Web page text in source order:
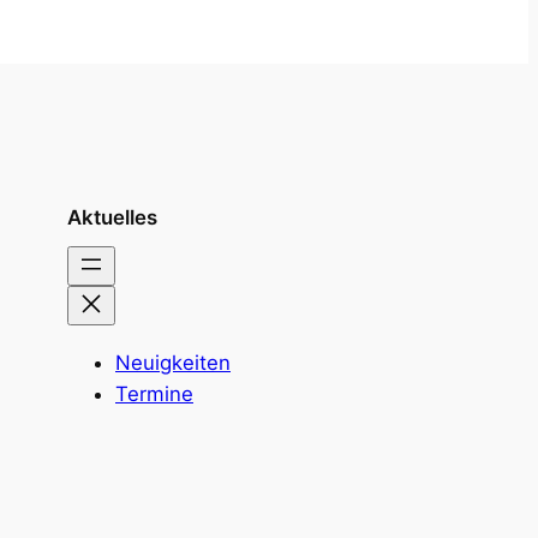
Aktuelles
Neuigkeiten
Termine